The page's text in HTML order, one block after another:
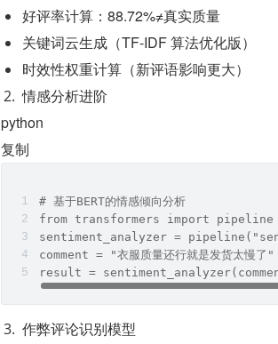
好评率计算：88.72%≠真实质量
关键词云生成（TF-IDF 算法优化版）
时效性权重计算（新评语影响更大）
情感分析进阶
python
复制
# 基于BERT的情感倾向分析
from transformers import pipeline
sentiment_analyzer =
comment = "衣服质量还行就是发货太慢了"
result =
作弊评论识别模型